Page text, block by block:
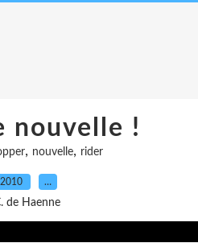
nouvelle !
, nouvelle, rider
…
de Haenne